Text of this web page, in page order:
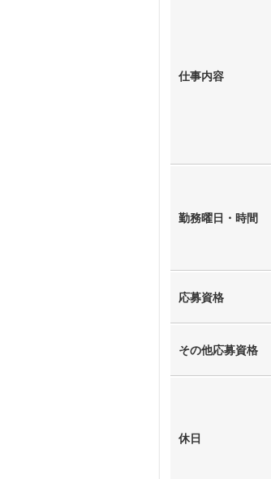
仕事内容
勤務曜日・時間
応募資格
その他応募資格
休日